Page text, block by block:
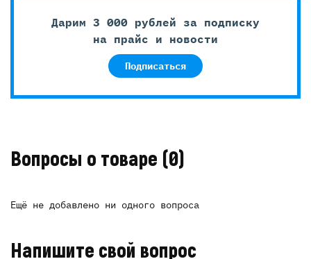
Дарим 3 000 рублей за подписку
на прайс и новости
Подписаться
Вопросы о товаре (0)
Ещё не добавлено ни одного вопроса
Напишите свой вопрос